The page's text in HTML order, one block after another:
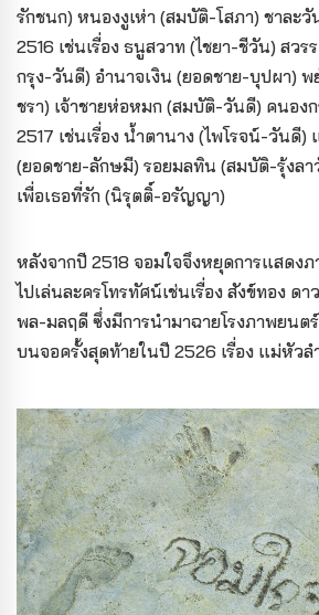
รักชนก) หนองงูเห่า (สมบัติ-โสภา) ชาละ
2516 เช่นเรื่อง ธนูสวาท (ไชยา-ชีวัน) สวร
กรุง-วันดี) อำนาจเงิน (ยอดชาย-บุปผา)
ชรา) เจ้าชายห่อหมก (สมบัติ-วันดี) คนอง
2517 เช่นเรื่อง น้ำตานาง (ไพโรจน์-วันดี)
(ยอดชาย-ลักษมี) รอยมลทิน (สมบัติ-รุ้งลา
เพื่อเธอที่รัก (นิรุตติ์-อรัญญา)
หลังจากปี 2518 จอมใจจึงหยุดการแสดง
ไปเล่นละครโทรทัศน์เช่นเรื่อง สังข์ทอง ด
พล-มลฤดี ซึ่งมีการนำมาฉายโรงภาพยนต
บนจอครั้งสุดท้ายในปี 2526 เรื่อง แม่หัวล